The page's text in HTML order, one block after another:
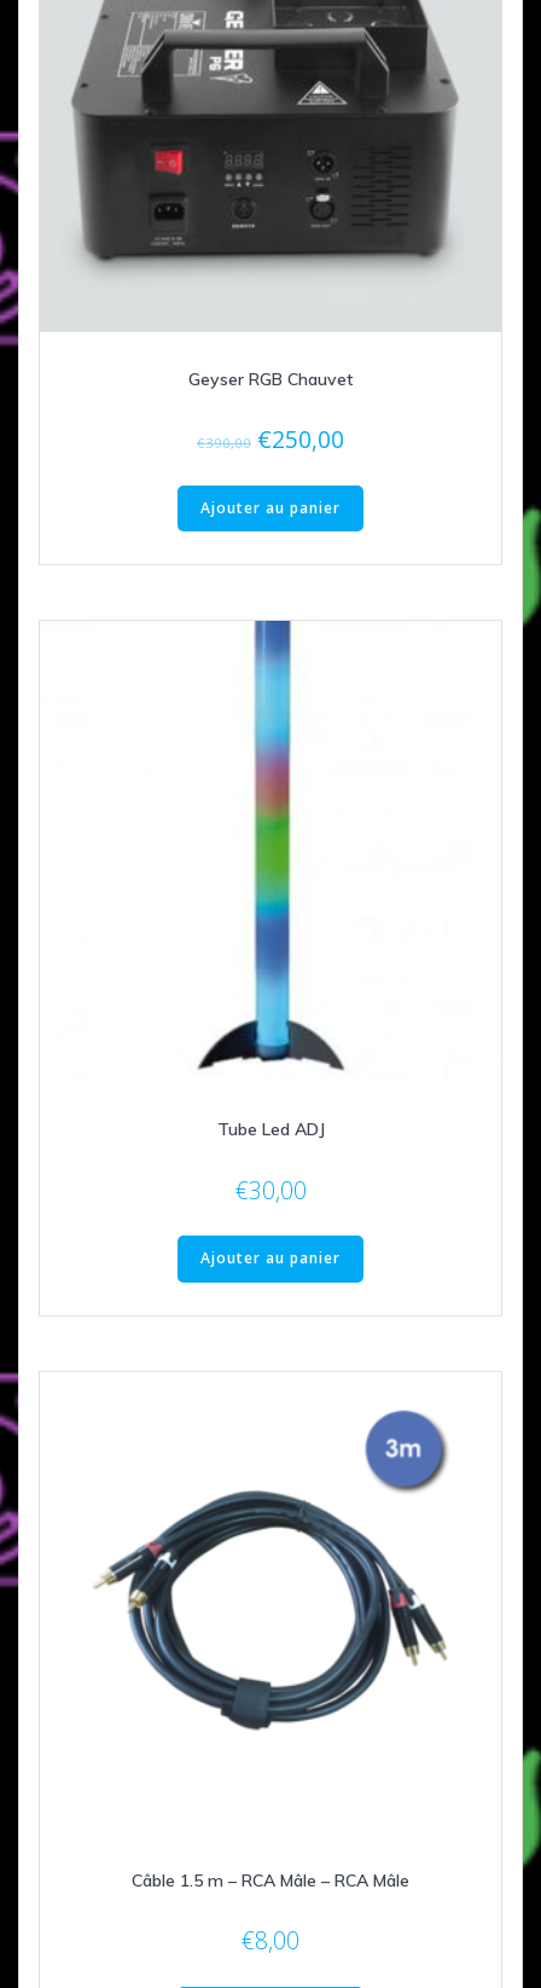
Geyser RGB Chauvet
€390,00 Le
initial
était :
€390,00.
€250,00
est :
€250,00.
Ajouter au panier
Tube Led ADJ
€30,00
Ajouter au panier
Câble 1.5 m – RCA Mâle – RCA Mâle
€8,00